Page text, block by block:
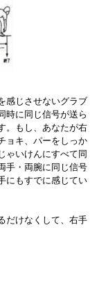
感じさせないグラブ
時に同じ信号が送ら
。もし、あなたが右
ョキ、パーをしっか
ゃいけんにすべて同
手・両腕に同じ信号
にもすでに感じてい
だけなくして、右手